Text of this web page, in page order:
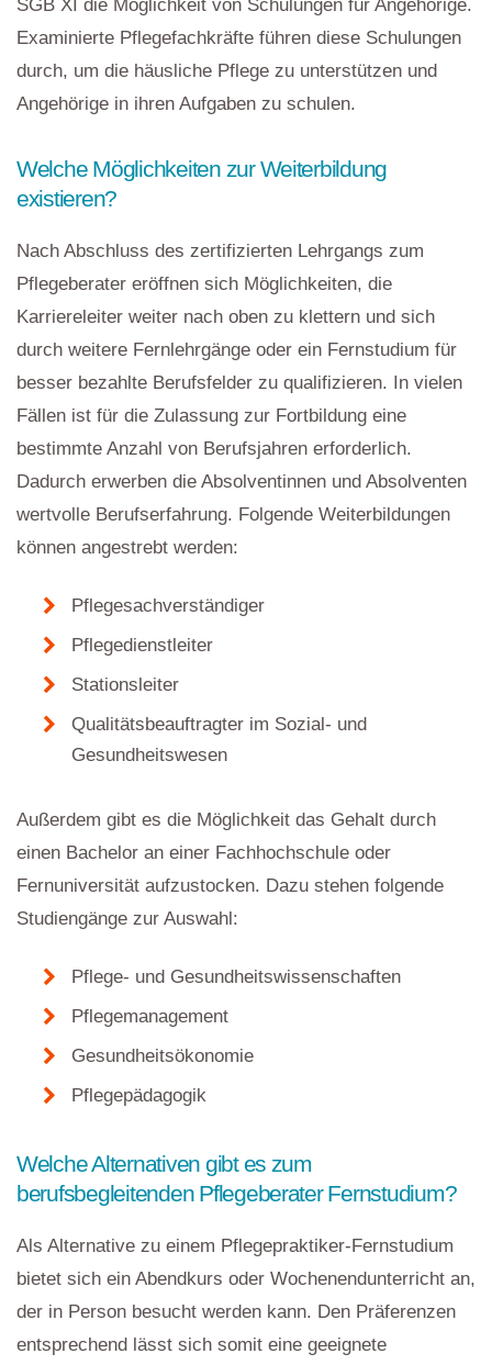
SGB XI die Möglichkeit von Schulungen für Angehörige.
Examinierte Pflegefachkräfte führen diese Schulungen
durch, um die häusliche Pflege zu unterstützen und
Angehörige in ihren Aufgaben zu schulen.
Welche Möglichkeiten zur Weiterbildung
existieren?
Nach Abschluss des zertifizierten Lehrgangs zum
Pflegeberater eröffnen sich Möglichkeiten, die
Karriereleiter weiter nach oben zu klettern und sich
durch weitere Fernlehrgänge oder ein Fernstudium für
besser bezahlte Berufsfelder zu qualifizieren. In vielen
Fällen ist für die Zulassung zur Fortbildung eine
bestimmte Anzahl von Berufsjahren erforderlich.
Dadurch erwerben die Absolventinnen und Absolventen
wertvolle Berufserfahrung. Folgende Weiterbildungen
können angestrebt werden:
Pflegesachverständiger
Pflegedienstleiter
Stationsleiter
Qualitätsbeauftragter im Sozial- und
Gesundheitswesen
Außerdem gibt es die Möglichkeit das Gehalt durch
einen Bachelor an einer Fachhochschule oder
Fernuniversität aufzustocken. Dazu stehen folgende
Studiengänge zur Auswahl:
Pflege- und Gesundheitswissenschaften
Pflegemanagement
Gesundheitsökonomie
Pflegepädagogik
Welche Alternativen gibt es zum
berufsbegleitenden Pflegeberater Fernstudium?
Als Alternative zu einem Pflegepraktiker-Fernstudium
bietet sich ein Abendkurs oder Wochenendunterricht an,
der in Person besucht werden kann. Den Präferenzen
entsprechend lässt sich somit eine geeignete